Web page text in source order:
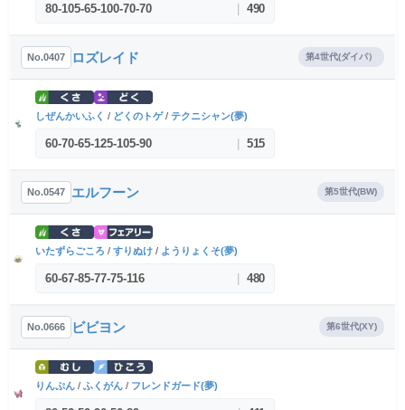
80-105-65-100-70-70 | 490
No.0407 ロズレイド 第4世代(ダイパ）
しぜんかいふく / どくのトゲ/ テクニシャン(夢)
60-70-65-125-105-90 | 515
No.0547 エルフーン 第5世代(BW)
いたずらごころ / すりぬけ / ようりょくそ(夢)
60-67-85-77-75-116 | 480
No.0666 ビビヨン 第6世代(XY)
りんぷん / ふくがん / フレンドガード(夢)